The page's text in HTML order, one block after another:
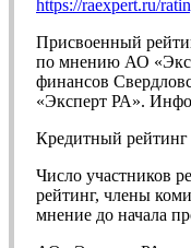
https://raexpert.ru/
Присвоенный
по мнению АО
финансов
«Эксперт РА».
Кредитный рейтинг
Число участников
рейтинг, члены
мнение до начала